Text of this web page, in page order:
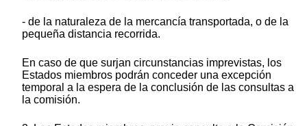
- de la naturaleza de la mercancía transportada, o de la
pequeña distancia recorrida.
En caso de que surjan circunstancias imprevistas, los
Estados miembros podrán conceder una excepción
temporal a la espera de la conclusión de las consultas a
la comisión.